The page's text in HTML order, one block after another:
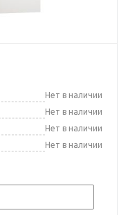
Нет в наличии
Нет в наличии
Нет в наличии
Нет в наличии